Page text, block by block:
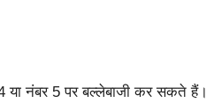
नंबर 5 पर बल्लेबाजी कर सकते हैं।